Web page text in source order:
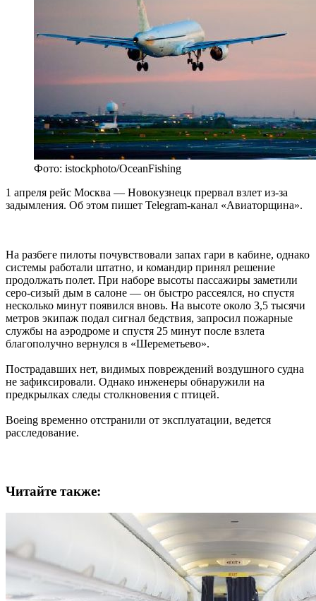
Фото: istockphoto/OceanFishing
1 апреля рейс Москва — Новокузнецк прервал взлет из-за
задымления. Об этом пишет Telegram-канал «Авиаторщина».
На разбеге пилоты почувствовали запах гари в кабине, однако
системы работали штатно, и командир принял решение
продолжать полет. При наборе высоты пассажиры заметили
серо-сизый дым в салоне — он быстро рассеялся, но спустя
несколько минут появился вновь. На высоте около 3,5 тысячи
метров экипаж подал сигнал бедствия, запросил пожарные
службы на аэродроме и спустя 25 минут после взлета
благополучно вернулся в «Шереметьево».
Пострадавших нет, видимых повреждений воздушного судна
не зафиксировали. Однако инженеры обнаружили на
предкрылках следы столкновения с птицей.
Boeing временно отстранили от эксплуатации, ведется
расследование.
Читайте также: